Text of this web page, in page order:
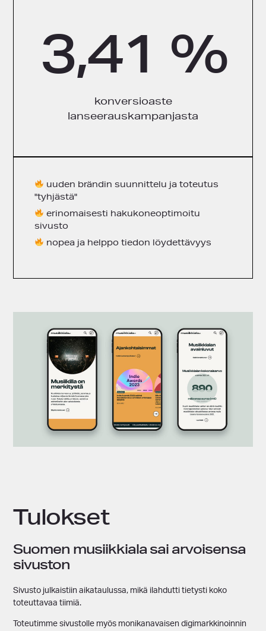
3,41 %
konversioaste
lanseerauskampanjasta
uuden brändin suunnittelu ja toteutus
"tyhjästä"
erinomaisesti hakukoneoptimoitu
sivusto
nopea ja helppo tiedon löydettävyys
Tulokset
Suomen musiikkiala sai arvoisensa
sivuston
Sivusto julkaistiin aikataulussa, mikä ilahdutti tietysti koko
toteuttavaa tiimiä.
Toteutimme sivustolle myös monikanavaisen digimarkkinoinnin